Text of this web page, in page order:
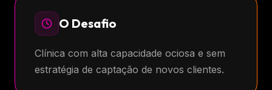
O Desafio
Clínica com alta capacidade ociosa e sem
estratégia de captação de novos clientes.